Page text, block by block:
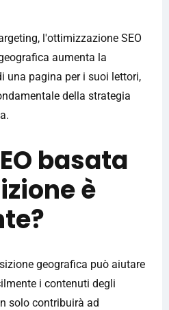
l'ottimizzazione SEO
aumenta la
una pagina per i suoi lettori,
della strategia
basata
è
geografica può aiutare
i contenuti degli
solo contribuirà ad